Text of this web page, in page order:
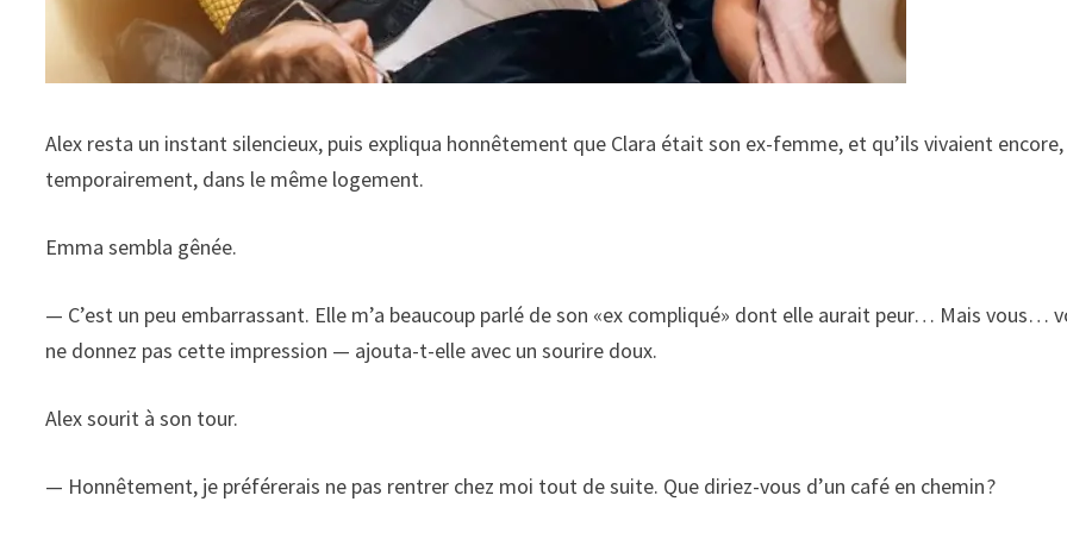
Alex resta un instant silencieux, puis expliqua honnêtement que Clara était son ex-femme, et qu’ils vivaient encore,
temporairement, dans le même logement.
Emma sembla gênée.
— C’est un peu embarrassant. Elle m’a beaucoup parlé de son «ex compliqué» dont elle aurait peur… Mais vous…
ne donnez pas cette impression — ajouta-t-elle avec un sourire doux.
Alex sourit à son tour.
— Honnêtement, je préférerais ne pas rentrer chez moi tout de suite. Que diriez-vous d’un café en chemin ?